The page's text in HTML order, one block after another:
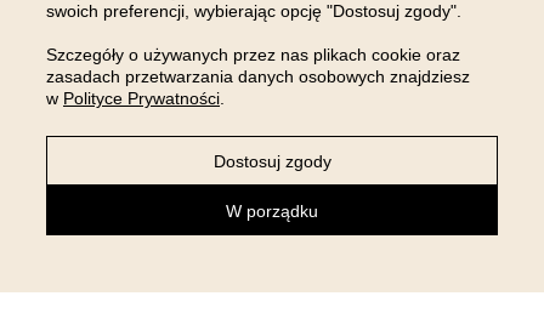
swoich preferencji, wybierając opcję "Dostosuj zgody".
Szczegóły o używanych przez nas plikach cookie oraz
zasadach przetwarzania danych osobowych znajdziesz
w Polityce Prywatności
W porządku
Dostosuj zgody